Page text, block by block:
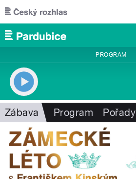
Přejít k hlavnímu obsahu
PROGRAM
Zábava Program Pořady